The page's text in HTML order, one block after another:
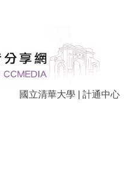
國立清華大學 計通中心